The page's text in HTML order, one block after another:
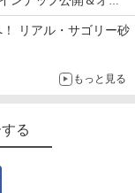
リアル・サゴリー砂
もっと見る
る